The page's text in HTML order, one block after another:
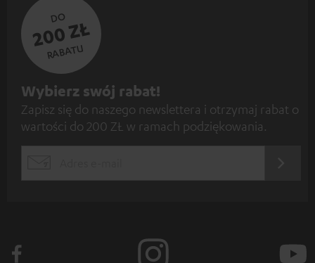
DO
200 ZŁ
RABATU
Z
a
p
Wybierz swój rabat!
Zapisz się do naszego newslettera i otrzymaj rabat o
wartości do 200 ZŁ w ramach podziękowania.